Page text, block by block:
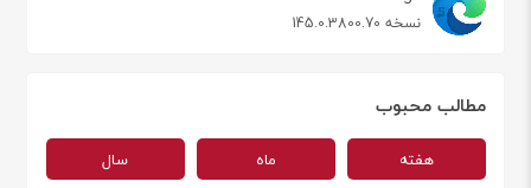
نسخه 145.0.3800.70
مطالب محبوب
هفته ماه سال